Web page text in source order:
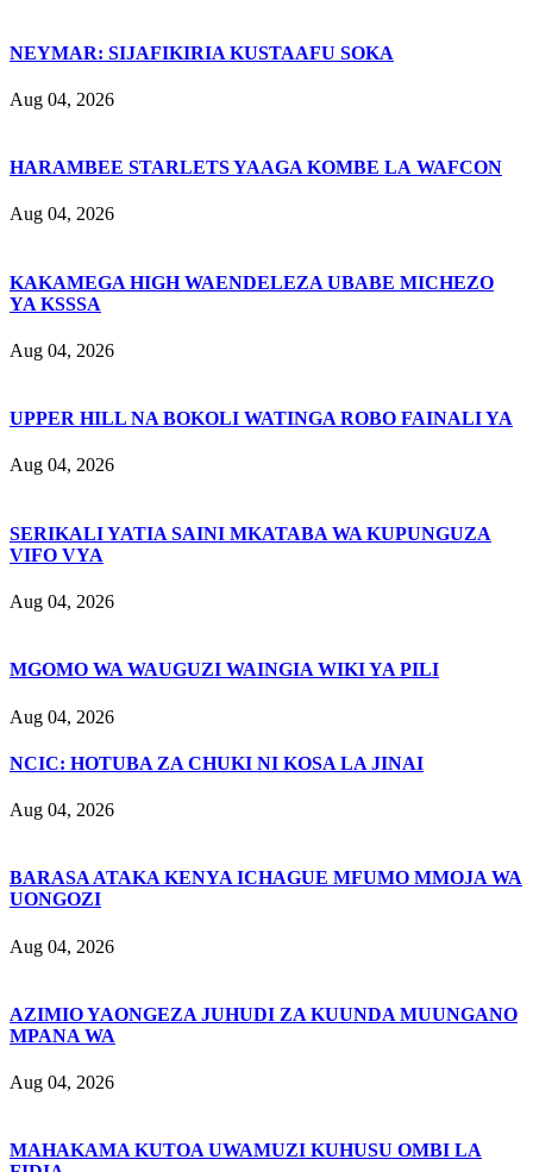
NEYMAR: SIJAFIKIRIA KUSTAAFU SOKA
Aug 04, 2026
HARAMBEE STARLETS YAAGA KOMBE LA WAFCON
Aug 04, 2026
KAKAMEGA HIGH WAENDELEZA UBABE MICHEZO
YA KSSSA
Aug 04, 2026
UPPER HILL NA BOKOLI WATINGA ROBO FAINALI YA
Aug 04, 2026
SERIKALI YATIA SAINI MKATABA WA KUPUNGUZA
VIFO VYA
Aug 04, 2026
MGOMO WA WAUGUZI WAINGIA WIKI YA PILI
Aug 04, 2026
NCIC: HOTUBA ZA CHUKI NI KOSA LA JINAI
Aug 04, 2026
BARASA ATAKA KENYA ICHAGUE MFUMO MMOJA WA
UONGOZI
Aug 04, 2026
AZIMIO YAONGEZA JUHUDI ZA KUUNDA MUUNGANO
MPANA WA
Aug 04, 2026
MAHAKAMA KUTOA UWAMUZI KUHUSU OMBI LA